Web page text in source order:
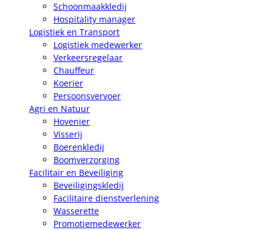
Schoonmaakkledij
Hospitality manager
Logistiek en Transport
Logistiek medewerker
Verkeersregelaar
Chauffeur
Koerier
Persoonsvervoer
Agri en Natuur
Hovenier
Visserij
Boerenkledij
Boomverzorging
Facilitair en Beveiliging
Beveiligingskledij
Facilitaire dienstverlening
Wasserette
Promotiemedewerker